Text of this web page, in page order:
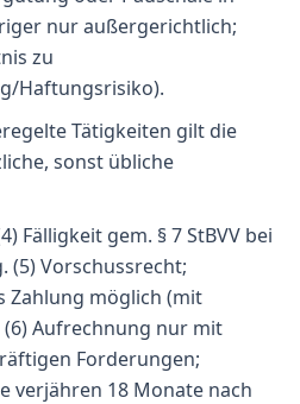
nur außergerichtlich;
zu
Haftungsrisiko).
Tätigkeiten gilt die
sonst übliche
Fälligkeit gem. § 7 StBVV bei
(5) Vorschussrecht;
Zahlung möglich (mit
Aufrechnung nur mit
Forderungen;
verjähren 18 Monate nach